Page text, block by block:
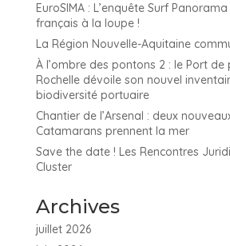
EuroSIMA : L’enquête Surf
français à la loupe !
La Région Nouvelle-Aquitaine
À l’ombre des pontons 2 : le Port de
Rochelle dévoile son nouvel
biodiversité portuaire
Chantier de l’Arsenal : deux
Catamarans prennent la mer
Save the date ! Les Rencontres
Cluster
Archives
juillet 2026